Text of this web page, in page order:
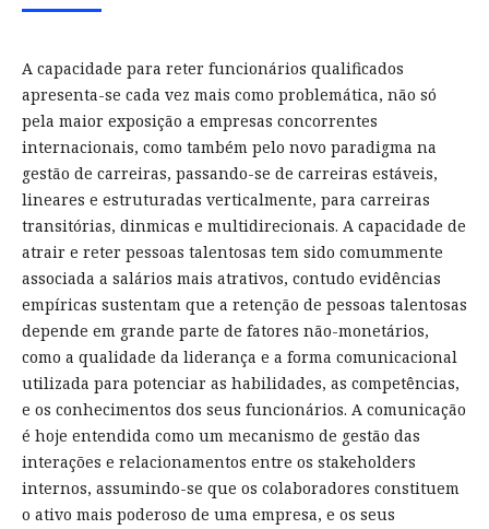
A capacidade para reter funcionários qualificados
apresenta-se cada vez mais como problemática, não só
pela maior exposição a empresas concorrentes
internacionais, como também pelo novo paradigma na
gestão de carreiras, passando-se de carreiras estáveis,
lineares e estruturadas verticalmente, para carreiras
transitórias, dinmicas e multidirecionais. A capacidade de
atrair e reter pessoas talentosas tem sido comummente
associada a salários mais atrativos, contudo evidências
empíricas sustentam que a retenção de pessoas talentosas
depende em grande parte de fatores não-monetários,
como a qualidade da liderança e a forma comunicacional
utilizada para potenciar as habilidades, as competências,
e os conhecimentos dos seus funcionários. A comunicação
é hoje entendida como um mecanismo de gestão das
interações e relacionamentos entre os stakeholders
internos, assumindo-se que os colaboradores constituem
o ativo mais poderoso de uma empresa, e os seus